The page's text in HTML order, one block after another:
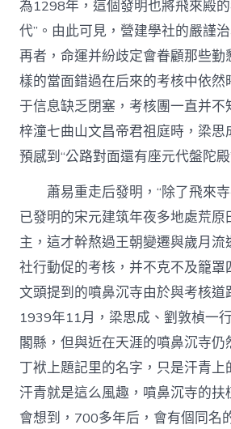
為1298年，這個發明也將飛來殿
代”。由此可見，營建學社的嚴謹
再者，命運并紛歧定會眷顧那些勤
樣的當面錯過在后來的考核中依然
于信息缺乏閉塞，考核團一直并不
梓潼七曲山文昌帝君祖庭時，梁思
預感到“公路對面還有座元代盤陀殿
蕭易重走后發明，“除了飛來
已發明的宋元建筑年夜多地處荒原
主，這才幹熬過王朝變遷與歲月流
社行動促的考核，并不克不及籠罩
文頭提到的噴鼻沉寺由於與考核道
1939年11月，梁思成、劉敦楨一
閣縣，但與近在天涯的噴鼻沉寺
丁袱上題記里的名字，只是汗青上
汗青就是這么風趣，噴鼻沉寺的扶
會想到，700多年后，會有個同名